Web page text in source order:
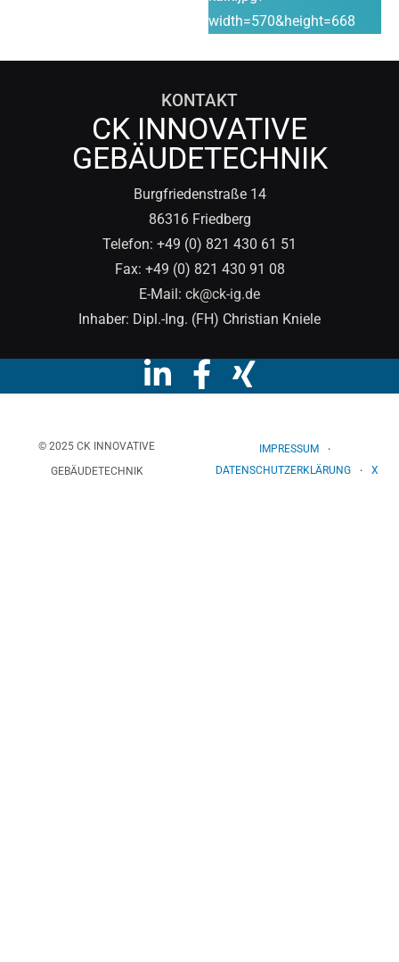
KONTAKT
CK INNOVATIVE
GEBÄUDETECHNIK
Burgfriedenstraße 14
86316 Friedberg
Telefon: +49 (0) 821 430 61 51
Fax: +49 (0) 821 430 91 08
E-Mail: ck@ck-ig.de
Inhaber: Dipl.-Ing. (FH) Christian Kniele
© 2025 CK INNOVATIVE
GEBÄUDETECHNIK
IMPRESSUM
DATENSCHUTZERKLÄRUNG
X